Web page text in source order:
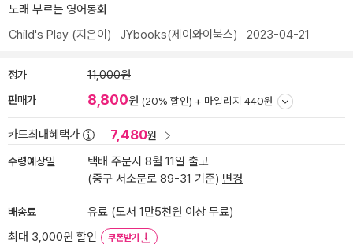
노래 부르는 영어동화
Child's Play (지은이) JYbooks(제이와이북스) 2023-04-21
정가 11,000원
판매가 8,800원 (20% 할인) + 마일리지 440원
카드최대혜택가 7,480원
수령예상일
택배 주문시 8월 11일 출고
(중구 서소문로 89-31 기준) 변경
배송료
유료 (도서 1만5천원 이상 무료)
최대 3,000원 할인
쿠폰받기